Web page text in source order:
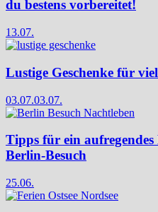
du bestens vorbereitet!
13.07.
Lustige Geschenke für
03.07.03.07.
Tipps für ein aufregendes
Berlin-Besuch
25.06.